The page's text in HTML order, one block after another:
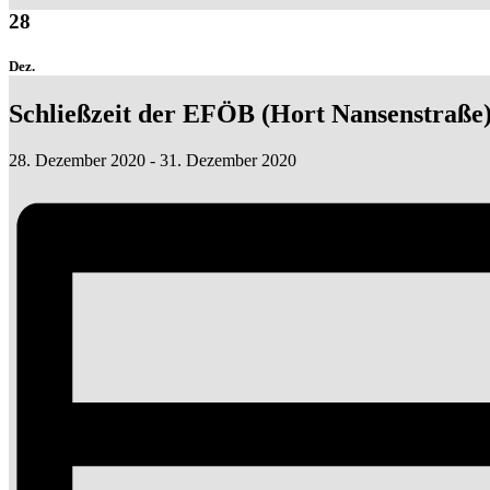
28
Dez.
Schließzeit der EFÖB (Hort
28. Dezember 2020 - 31. Dezember 2020